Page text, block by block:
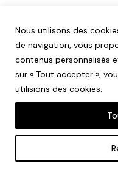
Nous utilisons des
de navigation, vous
contenus personnalisés
sur « Tout accepter »,
utilisions des cookies.